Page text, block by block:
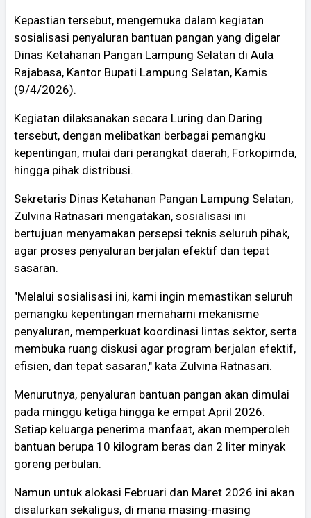
Kepastian tersebut, mengemuka dalam kegiatan
sosialisasi penyaluran bantuan pangan yang digelar
Dinas Ketahanan Pangan Lampung Selatan di Aula
Rajabasa, Kantor Bupati Lampung Selatan, Kamis
(9/4/2026).
Kegiatan dilaksanakan secara Luring dan Daring
tersebut, dengan melibatkan berbagai pemangku
kepentingan, mulai dari perangkat daerah, Forkopimda,
hingga pihak distribusi.
Sekretaris Dinas Ketahanan Pangan Lampung Selatan,
Zulvina Ratnasari mengatakan, sosialisasi ini
bertujuan menyamakan persepsi teknis seluruh pihak,
agar proses penyaluran berjalan efektif dan tepat
sasaran.
"Melalui sosialisasi ini, kami ingin memastikan seluruh
pemangku kepentingan memahami mekanisme
penyaluran, memperkuat koordinasi lintas sektor, serta
membuka ruang diskusi agar program berjalan efektif,
efisien, dan tepat sasaran," kata Zulvina Ratnasari.
Menurutnya, penyaluran bantuan pangan akan dimulai
pada minggu ketiga hingga ke empat April 2026.
Setiap keluarga penerima manfaat, akan memperoleh
bantuan berupa 10 kilogram beras dan 2 liter minyak
goreng perbulan.
Namun untuk alokasi Februari dan Maret 2026 ini akan
disalurkan sekaligus, di mana masing-masing